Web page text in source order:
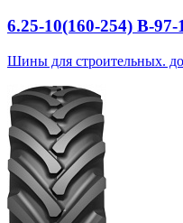
6.25-10(160-254) В-
Шины для строительных.